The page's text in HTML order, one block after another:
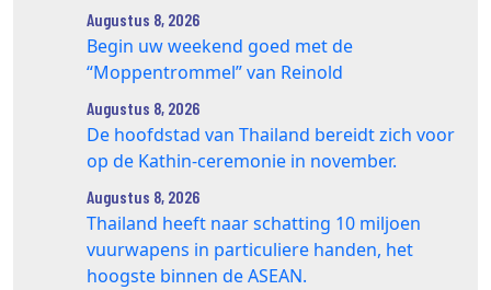
Augustus 8, 2026
Begin uw weekend goed met de
“Moppentrommel” van Reinold
Augustus 8, 2026
De hoofdstad van Thailand bereidt zich voor
op de Kathin-ceremonie in november.
Augustus 8, 2026
Thailand heeft naar schatting 10 miljoen
vuurwapens in particuliere handen, het
hoogste binnen de ASEAN.